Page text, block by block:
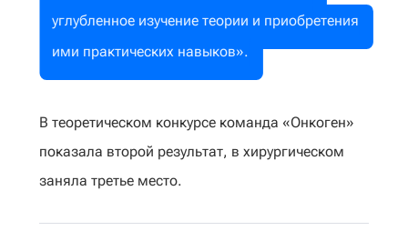
углубленное изучение теории и приобретения
ими практических навыков».
В теоретическом конкурсе команда «Онкоген»
показала второй результат, в хирургическом
заняла третье место.